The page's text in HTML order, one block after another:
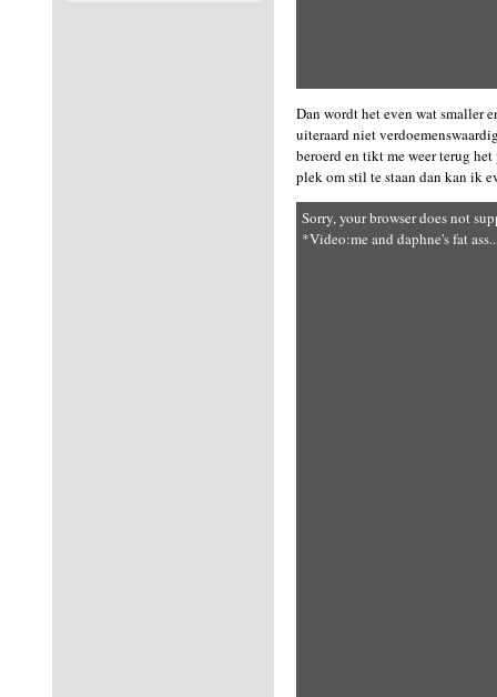
Dan wordt het even wat smaller
uiteraard niet
beroerd en tikt me weer terug
plek om stil te staan dan kan ik
Sorry, your browser does not
*Video:me and daphne's fat ass..